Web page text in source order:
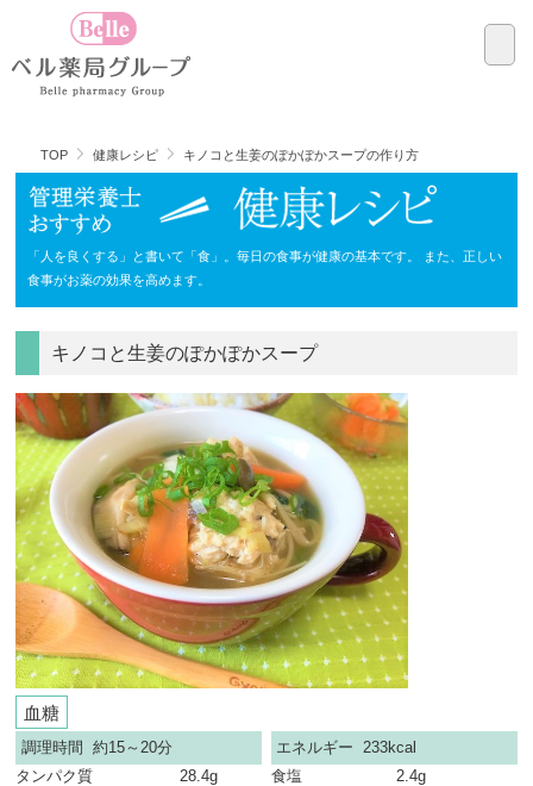
TOP 健康レシピ キノコと生姜のぽかぽかスープの作り方
「人を良くする」と書いて「食」。毎日の食事が健康の基本です。
また、正しい
食事がお薬の効果を高めます。
キノコと生姜のぽかぽかスープ
血糖
調理時間 約15～20分
エネルギー 233kcal
タンパク質
28.4g
食塩 2.4g